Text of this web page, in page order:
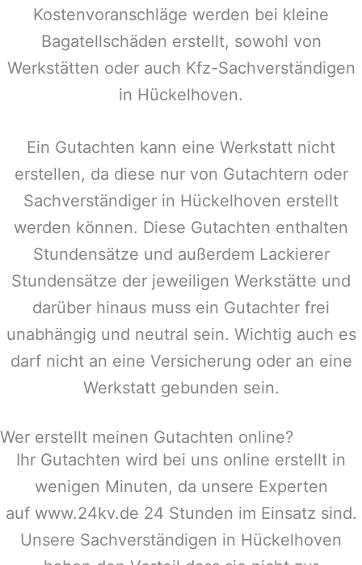
Kostenvoranschläge werden bei kleine
Bagatellschäden erstellt, sowohl von
Werkstätten oder auch Kfz-Sachverständigen
in Hückelhoven.
Ein Gutachten kann eine Werkstatt nicht
erstellen, da diese nur von Gutachtern oder
Sachverständiger in Hückelhoven erstellt
werden können. Diese Gutachten enthalten
Stundensätze und außerdem Lackierer
Stundensätze der jeweiligen Werkstätte und
darüber hinaus muss ein Gutachter frei
unabhängig und neutral sein. Wichtig auch es
darf nicht an eine Versicherung oder an eine
Werkstatt gebunden sein.
Wer erstellt meinen Gutachten online?
Ihr Gutachten wird bei uns online erstellt in
wenigen Minuten, da unsere Experten
auf www.24kv.de 24 Stunden im Einsatz sind.
Unsere Sachverständigen in Hückelhoven